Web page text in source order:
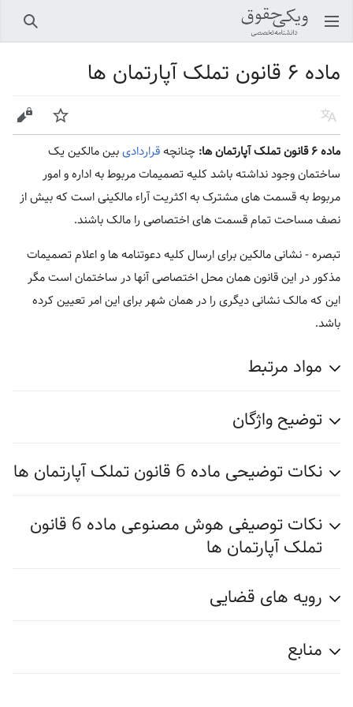
باز کردن منو اصلی جستجو
ماده ۶ قانون تملک آپارتمان ها
زبان پیگیری ویرایش
ماده ۶ قانون تملک آپارتمان ها: چنانچهقراردادیبین مالکین یک
ساختمان وجود نداشته باشد کلیه تصمیمات مربوط به اداره و امور
مربوط به قسمت های مشترک به اکثریت آراء مالکینی است که بیش از
نصف مساحت تمام قسمت های اختصاصی را مالک باشند.
تبصره - نشانی مالکین برای ارسال کلیه دعوتنامه ها و اعلام تصمیمات
مذکور در این قانون همان محل اختصاصی آنها در ساختمان است مگر
این که مالک نشانی دیگری را در همان شهر برای این امر تعیین کرده
باشد.
مواد مرتبط
توضیح واژگان
نکات توضیحی ماده 6 قانون تملک آپارتمان ها
نکات توصیفی هوش مصنوعی ماده 6 قانون
تملک آپارتمان ها
رویه های قضایی
منابع